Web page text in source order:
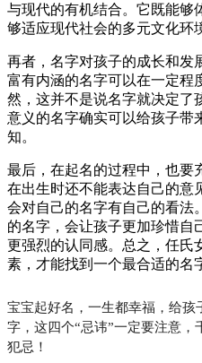
与现代的有机结合。它既能够
够适应现代社会的多元文化环
再者，名字对孩子的成长和发
富有内涵的名字可以在一定程
然，这并不是说名字就决定了
意义的名字确实可以给孩子带
知。
最后，在起名的过程中，也要
在出生时还不能表达自己的意
会对自己的名字有自己的看法
的名字，会让孩子更加珍惜自
更强烈的认同感。总之，任氏
素，才能找到一个最合适的名
宝宝起好名，一生都幸福，给孩
字，这四个“忌讳”一定要注意，
犯忌！